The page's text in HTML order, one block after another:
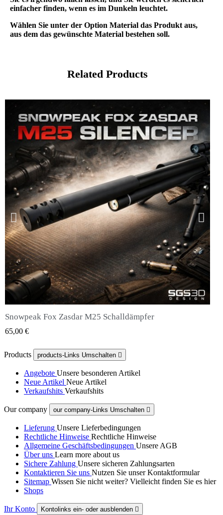
einfacher finden, wenn es im Dunkeln leuchtet.
Wählen Sie unter der Option Material das Produkt aus,
aus dem das gewünschte Material bestehen soll.
Related Products
QUICK VIEW
Snowpeak Fox Zasdar M25 Schalldämpfer
65,00 €
Products products-Links Umschalten 
Angebote Unsere besonderen Artikel
Neue Artikel Neue Artikel
Verkaufshits Verkaufshits
Our company our company-Links Umschalten 
Lieferung Unsere Lieferbedingungen
Rechtliche Hinweise Rechtliche Hinweise
Allgemeine Geschäftsbedingungen Unsere AGB
Über uns Learn more about us
Sichere Zahlung Unsere sicheren Zahlungsarten
Kontaktieren Sie uns Nutzen Sie unser Kontaktformular
Sitemap Wissen Sie nicht weiter? Vielleicht finden Sie es hier
Shops
Ihr Konto Kontolinks ein- oder ausblenden 